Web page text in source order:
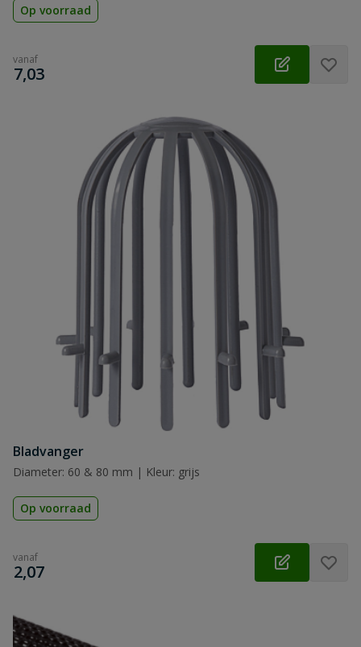
Op voorraad
vanaf
€
7,03
Bladvanger
Diameter: 60 & 80 mm | Kleur: grijs
Op voorraad
vanaf
€
2,07